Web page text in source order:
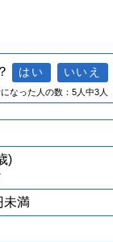
なった人の数：5人中3人
)
未満